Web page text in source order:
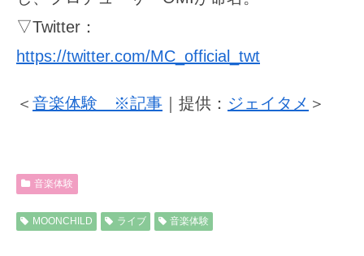
▽Twitter：
https://twitter.com/MC_official_twt
＜ 音楽体験 ※記事 ｜提供： ジェイタメ ＞
音楽体験
MOONCHILD ライブ 音楽体験